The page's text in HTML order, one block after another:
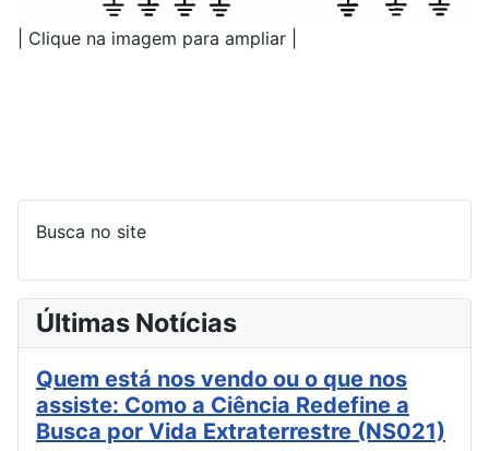
| Clique na imagem para ampliar |
Busca no site
Últimas Notícias
Quem está nos vendo ou o que nos
assiste: Como a Ciência Redefine a
Busca por Vida Extraterrestre (NS021)